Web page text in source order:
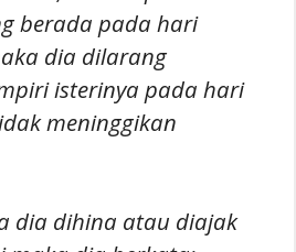
berada pada hari
dia dilarang
isterinya pada hari
meninggikan
dia dihina atau diajak